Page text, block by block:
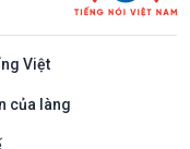
Việt
của làng